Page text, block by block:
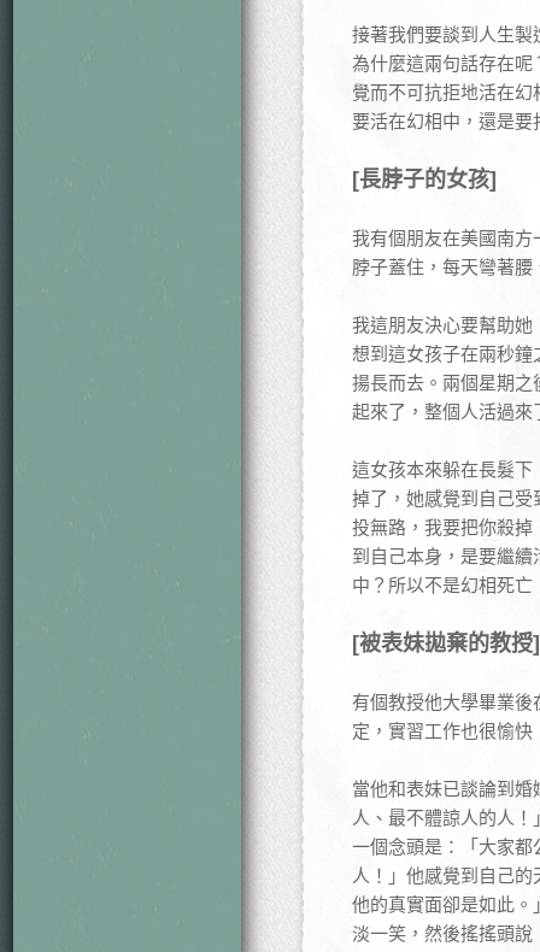
接著我們要談到人生
為什麼這兩句話存在
覺而不可抗拒地活在
要活在幻相中，還是
[長脖子的女孩]
我有個朋友在美國南
脖子蓋住，每天彎著
我這朋友決心要幫助
想到這女孩子在兩秒
揚長而去。兩個星期
起來了，整個人活過來
這女孩本來躲在長髮
掉了，她感覺到自己
投無路，我要把你殺
到自己本身，是要繼
中？所以不是幻相死
[被表妹拋棄的教授]
有個教授他大學畢業
定，實習工作也很愉
當他和表妹已談論到
人、最不體諒人的人
一個念頭是：「大家
人！」他感覺到自己
他的真實面卻是如此
淡一笑，然後搖搖頭